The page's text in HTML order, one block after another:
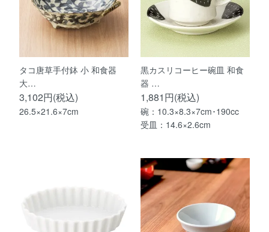
タコ唐草手付鉢 小 和食器
大…
3,102円(税込)
26.5×21.6×7cm
黒カスリコーヒー碗皿 和食
器 …
1,881円(税込)
碗：10.3×8.3×7cm･190cc
受皿：14.6×2.6cm